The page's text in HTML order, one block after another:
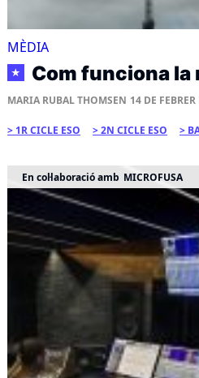
MÈDIA
★ Com funciona la
MARIA RUBAL THOMSEN 14 DE
1R CICLE ESO 2N CICLE ESO
En col·laboració amb MICROFUSA